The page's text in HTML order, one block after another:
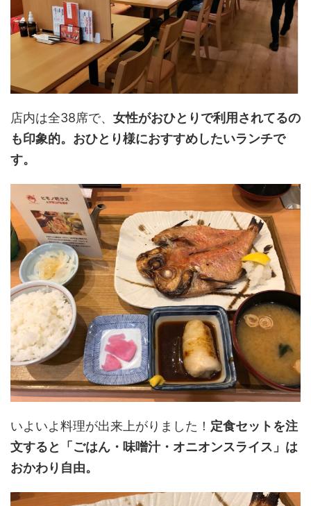
店内は全38席で、 女性がおひとりで利用されてるの
も印象的。おひとり様におすすめしたいランチで
す。
いよいよ料理が出来上がりました！ 定食セットを注
文すると「ごはん・味噌汁・オニオンスライス」は
おかわり自由。